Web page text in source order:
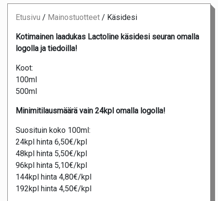
Etusivu / Mainostuotteet / Käsidesi
Kotimainen laadukas Lactoline käsidesi seuran omalla
logolla ja tiedoilla!
Koot:
100ml
500ml
Minimitilausmäärä vain 24kpl omalla logolla!
Suosituin koko 100ml:
24kpl hinta 6,50€/kpl
48kpl hinta 5,50€/kpl
96kpl hinta 5,10€/kpl
144kpl hinta 4,80€/kpl
192kpl hinta 4,50€/kpl